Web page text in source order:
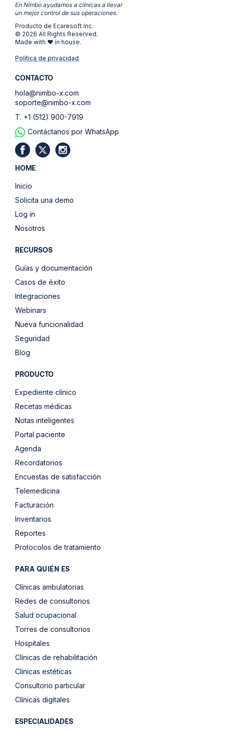
En Nimbo ayudamos a clínicas a llevar
un mejor control de sus operaciones.
Producto de Ecaresoft Inc.
© 2026 All Rights Reserved.
Made with ❤ in house.
Política de privacidad
CONTACTO
hola@nimbo-x.com
soporte@nimbo-x.com
T. +1 (512) 900-7919
Contáctanos por WhatsApp
HOME
Inicio
Solicita una demo
Log in
Nosotros
RECURSOS
Guías y documentación
Casos de éxito
Integraciones
Webinars
Nueva funcionalidad
Seguridad
Blog
PRODUCTO
Expediente clínico
Recetas médicas
Notas inteligentes
Portal paciente
Agenda
Recordatorios
Encuestas de satisfacción
Telemedicina
Facturación
Inventarios
Reportes
Protocolos de tratamiento
PARA QUIÉN ES
Clínicas ambulatorias
Redes de consultorios
Salud ocupacional
Torres de consultorios
Hospitales
Clínicas de rehabilitación
Clínicas estéticas
Consultorio particular
Clínicas digitales
ESPECIALIDADES